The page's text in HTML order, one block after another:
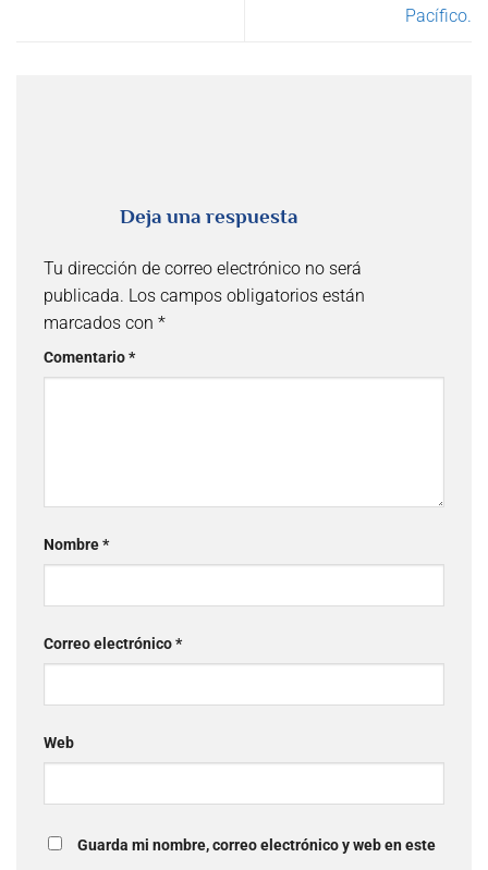
Pacífico.
Deja una respuesta
Tu dirección de correo electrónico no será
publicada. Los campos obligatorios están
marcados con *
Comentario*
Nombre*
Correo electrónico*
Web
Guarda mi nombre, correo electrónico y web en este